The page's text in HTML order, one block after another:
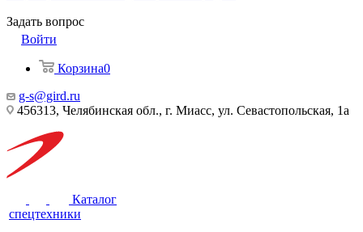
Задать вопрос
Войти
Корзина0
g-s@gird.ru
456313, Челябинская обл., г. Миасс, ул. Севастопольская, 1а
Каталог
спецтехники